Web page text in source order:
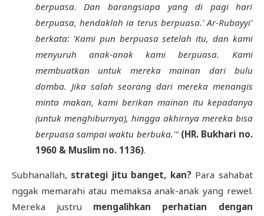
berpuasa. Dan barangsiapa yang di pagi hari
berpuasa, hendaklah ia terus berpuasa.' Ar-Rubayyi'
berkata: 'Kami pun berpuasa setelah itu, dan kami
menyuruh anak-anak kami berpuasa. Kami
membuatkan untuk mereka mainan dari bulu
domba. Jika salah seorang dari mereka menangis
minta makan, kami berikan mainan itu kepadanya
(untuk menghiburnya), hingga akhirnya mereka bisa
berpuasa sampai waktu berbuka.'" (HR. Bukhari no.
1960 & Muslim no. 1136).
Subhanallah, strategi jitu banget, kan?Para sahabat
nggak memarahi atau memaksa anak-anak yang rewel.
Mereka justru mengalihkan perhatian dengan